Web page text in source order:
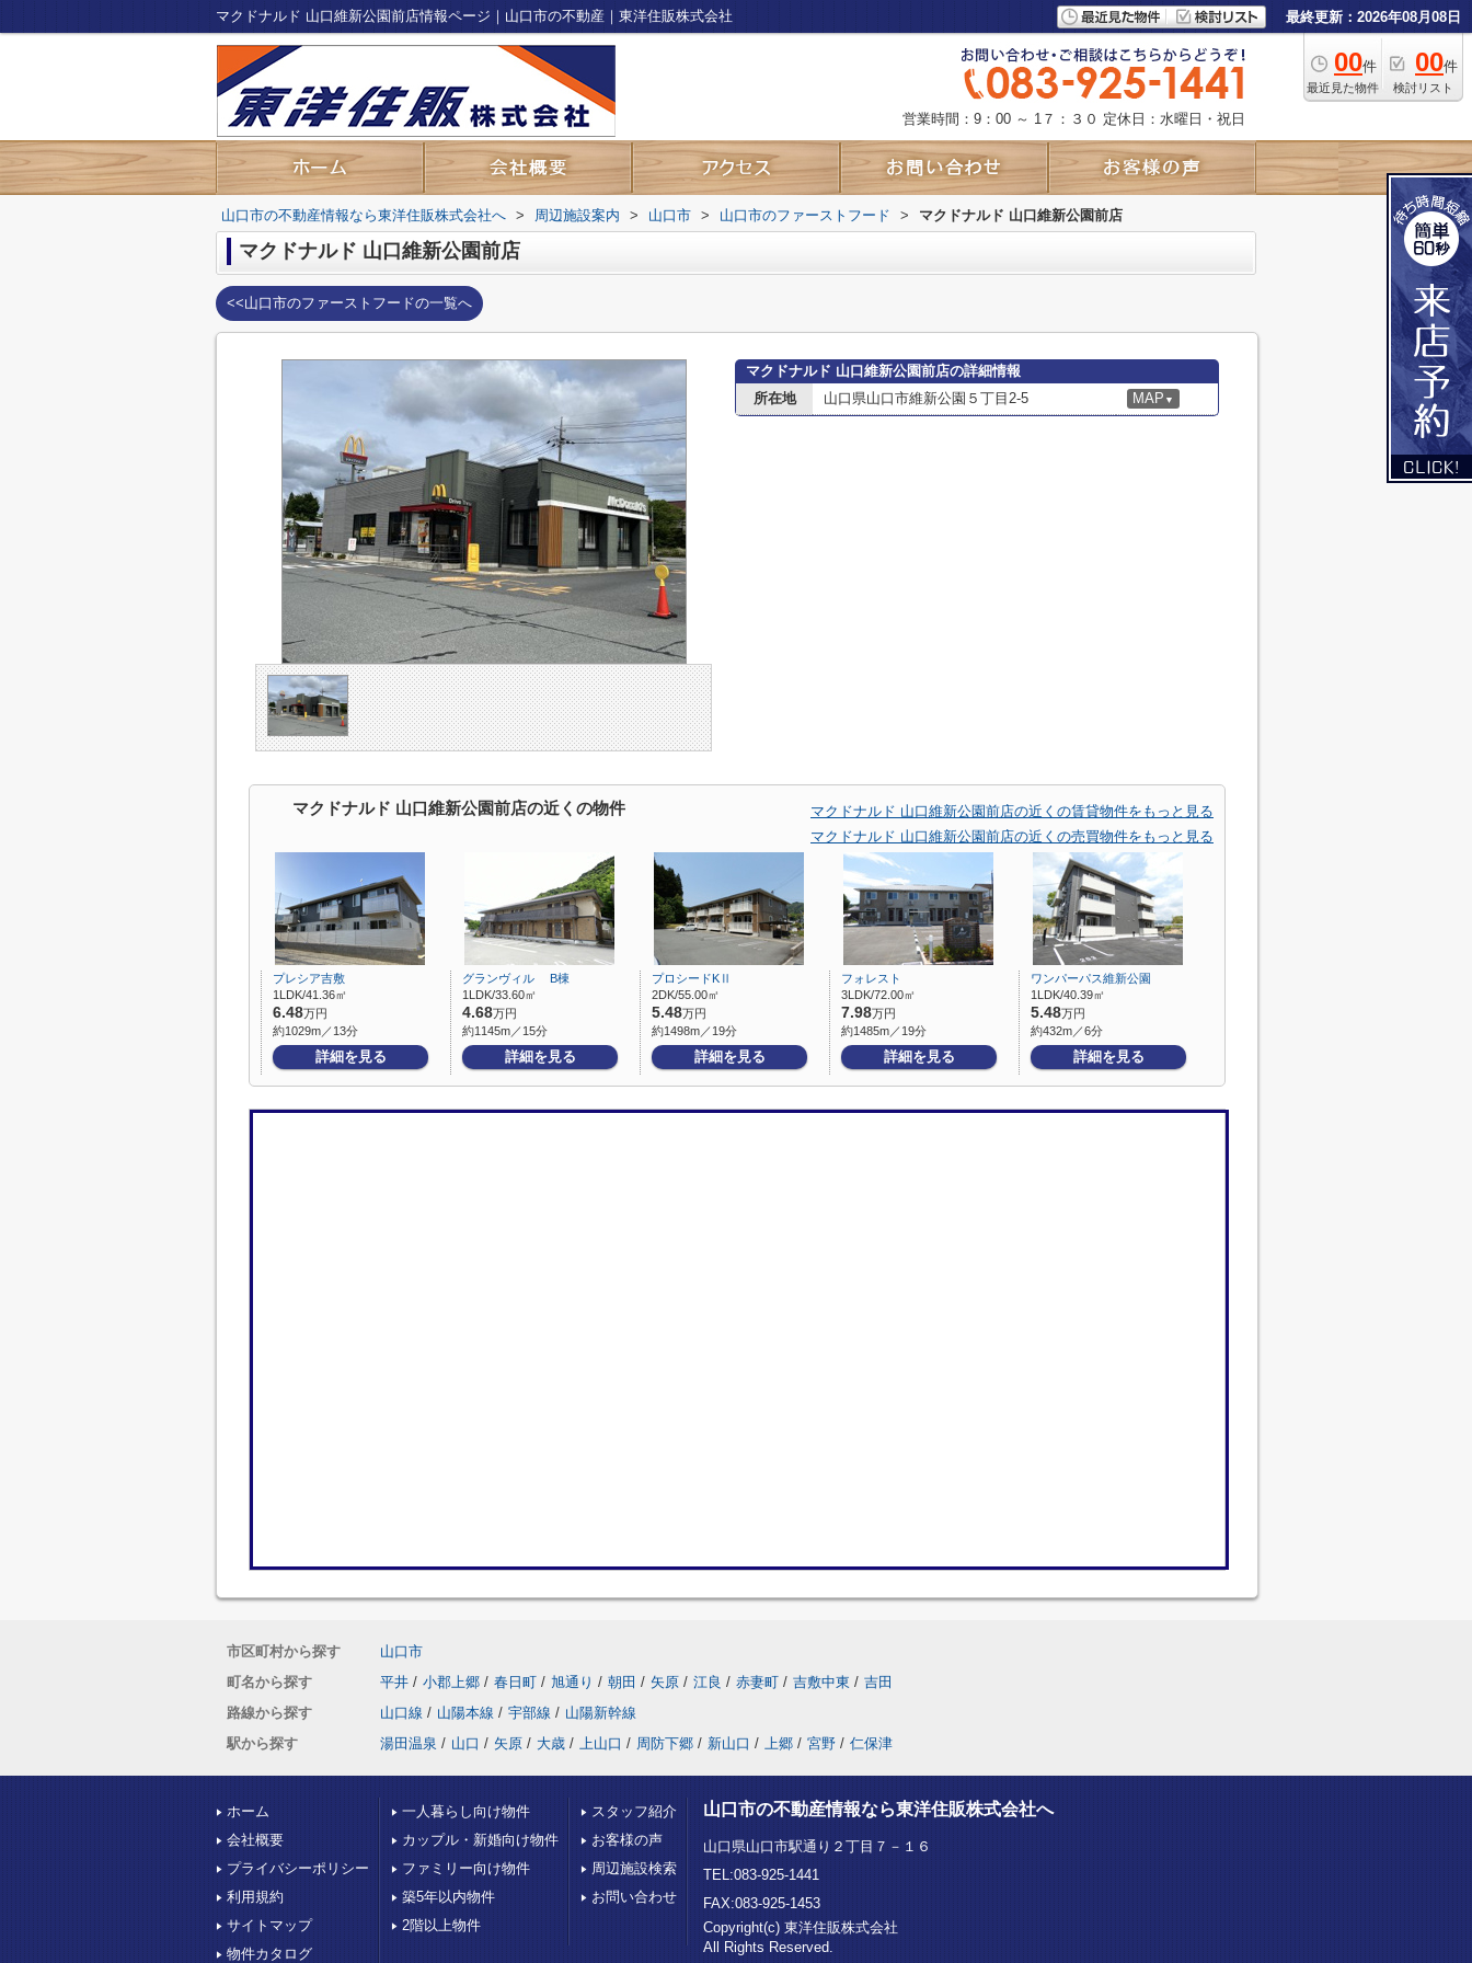
マクドナルド 山口維新公園前店情報ページ｜山口市の不動産｜東洋住販株式会社 最終更新：2026年08月08日
00件
最近見た物件
00件
検討リスト
営業時間：9：00 ～ 1７：３０ 定休日：水曜日・祝日
山口市の不動産情報なら東洋住販株式会社へ > 周辺施設案内 > 山口市 > 山口市のファーストフード > マクドナルド 山口維新公園前店
マクドナルド 山口維新公園前店
<<山口市のファーストフードの一覧へ
マクドナルド 山口維新公園前店の詳細情報
所在地
山口県山口市維新公園５丁目2-5 MAP ▼
マクドナルド 山口維新公園前店の近くの物件
マクドナルド 山口維新公園前店の近くの賃貸物件をもっと見る
マクドナルド 山口維新公園前店の近くの売買物件をもっと見る
プレシア吉敷
1LDK/41.36㎡
6.48万円
約1029m／13分
詳細を見る
グランヴィル B棟
1LDK/33.60㎡
4.68万円
約1145m／15分
詳細を見る
プロシードKⅡ
2DK/55.00㎡
5.48万円
約1498m／19分
詳細を見る
フォレスト
3LDK/72.00㎡
7.98万円
約1485m／19分
詳細を見る
ワンパーパス維新公園
1LDK/40.39㎡
5.48万円
約432m／6分
詳細を見る
市区町村から探す
山口市
町名から探す
平井 / 小郡上郷 / 春日町 / 旭通り / 朝田 / 矢原 / 江良 / 赤妻町 / 吉敷中東 / 吉田
路線から探す
山口線 / 山陽本線 / 宇部線 / 山陽新幹線
駅から探す
湯田温泉 / 山口 / 矢原 / 大歳 / 上山口 / 周防下郷 / 新山口 / 上郷 / 宮野 / 仁保津
ホーム
会社概要
プライバシーポリシー
利用規約
サイトマップ
物件カタログ
一人暮らし向け物件
カップル・新婚向け物件
ファミリー向け物件
築5年以内物件
2階以上物件
スタッフ紹介
お客様の声
周辺施設検索
お問い合わせ
山口市の不動産情報なら東洋住販株式会社へ
山口県山口市駅通り２丁目７－１６
TEL:083-925-1441
FAX:083-925-1453
Copyright(c) 東洋住販株式会社
All Rights Reserved.